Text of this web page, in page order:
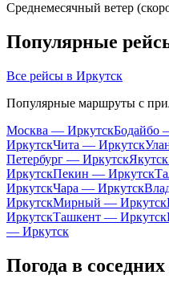
Среднемесячный ветер
Популярные
Все рейсы в Иркутск
Популярные маршруты с
Москва — ИркутскБодайбо
ИркутскЧита — Иркутск
Петербург — Иркутск
ИркутскПекин — Иркутск
ИркутскЧара — Иркутск
ИркутскМирный — Иркутск
ИркутскТашкент — Иркутск
— Иркутск
Погода в соседних